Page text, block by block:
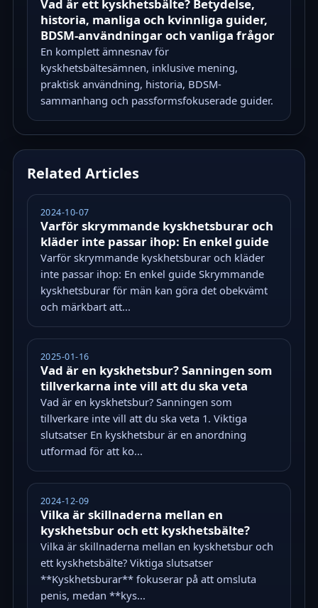
Vad är ett kyskhetsbälte? Betydelse,
historia, manliga och kvinnliga guider,
BDSM-användningar och vanliga frågor
En komplett ämnesnav för
kyskhetsbältesämnen, inklusive mening,
praktisk användning, historia, BDSM-
sammanhang och passformsfokuserade guider.
Related Articles
2024-10-07
Varför skrymmande kyskhetsburar och
kläder inte passar ihop: En enkel guide
Varför skrymmande kyskhetsburar och kläder
inte passar ihop: En enkel guide Skrymmande
kyskhetsburar för män kan göra det obekvämt
och märkbart att...
2025-01-16
Vad är en kyskhetsbur? Sanningen som
tillverkarna inte vill att du ska veta
Vad är en kyskhetsbur? Sanningen som
tillverkare inte vill att du ska veta 1. Viktiga
slutsatser En kyskhetsbur är en anordning
utformad för att ko...
2024-12-09
Vilka är skillnaderna mellan en
kyskhetsbur och ett kyskhetsbälte?
Vilka är skillnaderna mellan en kyskhetsbur och
ett kyskhetsbälte? Viktiga slutsatser
**Kyskhetsburar** fokuserar på att omsluta
penis, medan **kys...